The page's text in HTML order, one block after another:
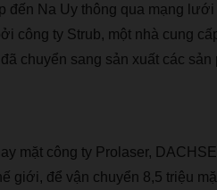
p đến Na Uy thông qua mạng l ưới
ởi công ty Strub, một nhà cung cấ
đã chuyển sang sản xuất các sản
mặt công ty Prolaser,
ế giới, để vận chuyển 8,5 triệu mặ